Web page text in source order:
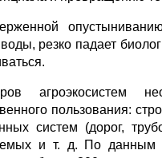
резко падает
агроэкосистем
пользования:
систем (дорог,
и т. д. По данным